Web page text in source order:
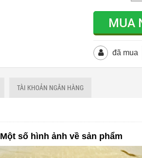
MUA
đã mua
TÀI KHOẢN NGÂN HÀNG
Một số hình ảnh về sản phẩm